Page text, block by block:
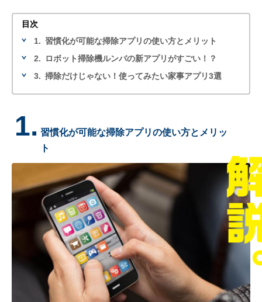
目次
1. 習慣化が可能な掃除アプリの使い方とメリット
2.
ロボット掃除機ルンバの新アプリがすごい！？
3. 掃除だけじゃない！使ってみたい家事アプリ3選
1. 習慣化が可能な掃除アプリの使い方とメリッ
ト